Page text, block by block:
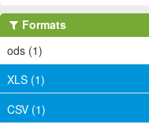
Formats
ods (1)
XLS (1)
CSV (1)